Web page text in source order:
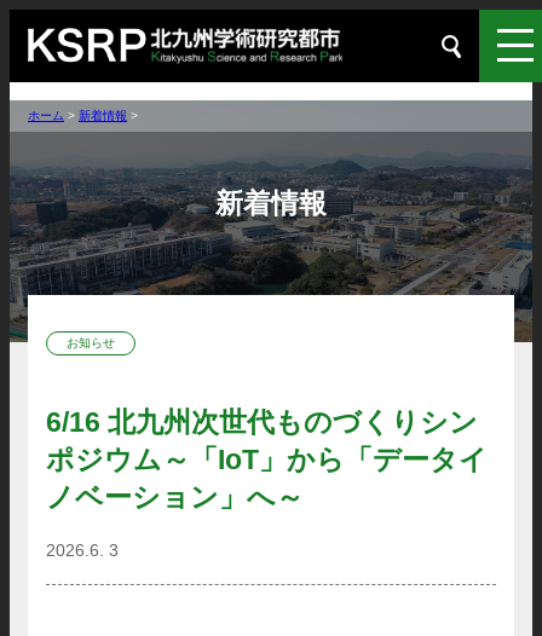
ホーム >新着情報 >
新着情報
お知らせ
6/16 北九州次世代ものづくりシン
ポジウム～「IoT」から「データイ
ノベーション」へ～
2026.6. 3